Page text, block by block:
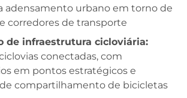
adensamento urbano em torno de
corredores de transporte
de infraestrutura cicloviária:
conectadas, com
em pontos estratégicos e
compartilhamento de bicicletas